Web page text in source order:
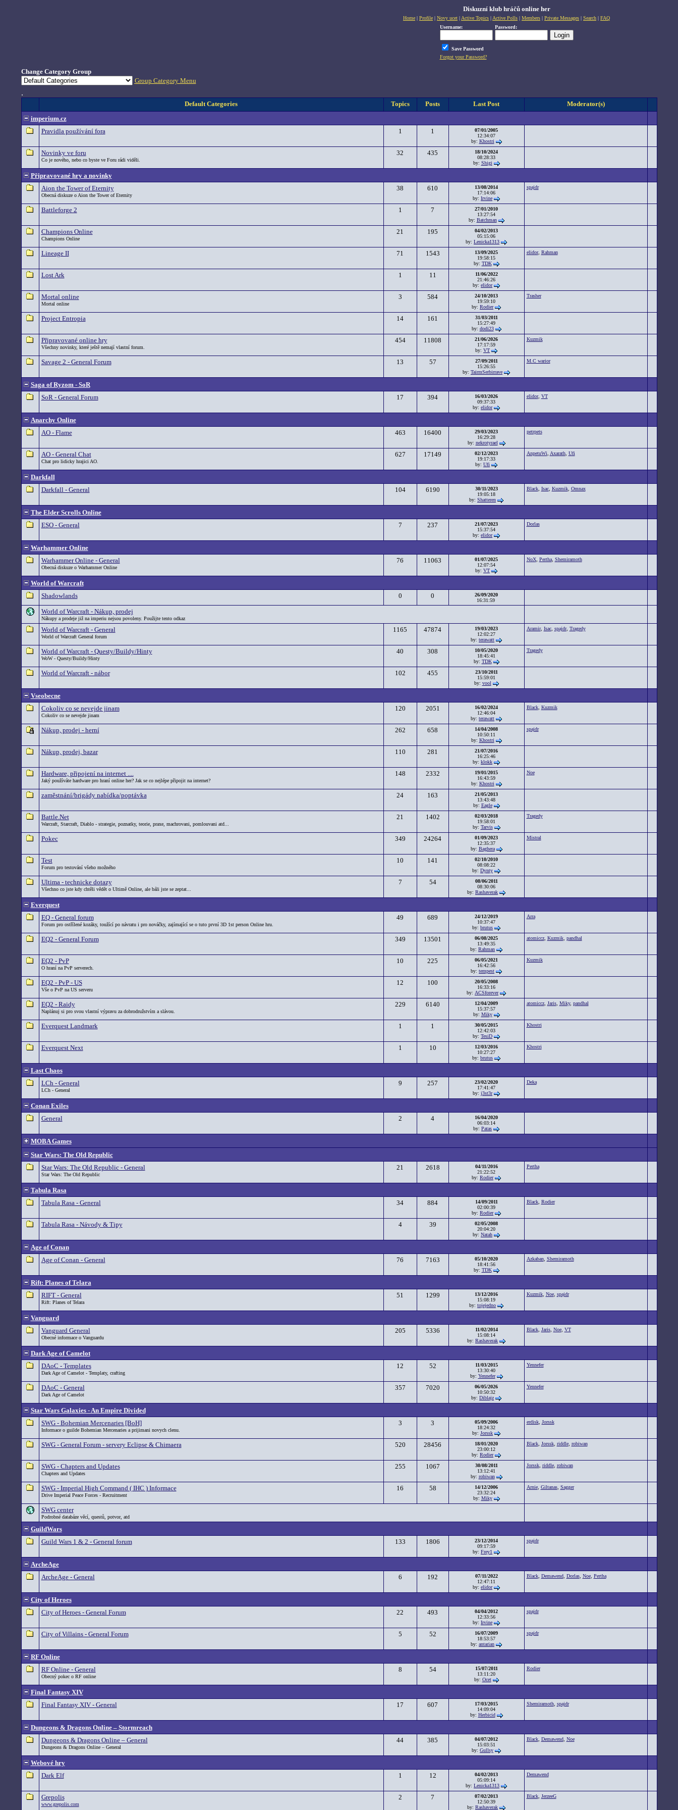
Diskuzní klub hráčů online her
Home | Profile | Novy ucet | Active Topics | Active Polls | Members | Private Messages | Search | FAQ
Username:
Password:
Save Password
Forgot your Password?
Change Category Group
Group Category Menu
.
Default Categories Topics Posts Last Post
Moderator(s)
imperium.cz
Pravidla používání fora
1 1
07/01/2005
12:34:07
by: Khostri
Novinky ve foru
Co je nového, nebo co byste ve Foru rádi viděli.
32 435
18/10/2024
08:28:33
by: Shigi
Připravované hry a novinky
Aion the Tower of Eternity
Obecná diskuze o Aion the Tower of Eternity
38 610
13/08/2014
17:14:06
by: Irvine
spajdr
Battleforge 2 1 7
27/01/2010
13:27:54
by: Batchman
Champions Online
Champions Online
21 195
04/02/2013
05:15:06
by: Lenicka1313
Lineage II 71 1543
13/09/2025
19:58:15
by: TDK
elidor, Rahman
Lost Ark 1 11
11/06/2022
21:46:26
by: elidor
Mortal online
Mortal online
3 584
24/10/2013
19:59:10
by: Rodier
Trasher
Project Entropia 14 161
31/03/2011
15:27:49
by: dodi23
Připravované online hry
Všechny novinky, které ještě nemají vlastní forum.
454 11808
21/06/2026
17:17:59
by: VT
Kuzmik
Savage 2 - General Forum 13 57
27/09/2011
15:26:55
by: TairmSerbirrave
M.C warior
Saga of Ryzom - SoR
SoR - General Forum
17 394
16/03/2026
09:37:33
by: elidor
elidor, VT
Anarchy Online
AO - Flame
463 16400
29/03/2023
16:29:28
by: nekrotyrael
petrpets
AO - General Chat
Chat pro lidicky hrajici AO.
627 17149
02/12/2023
19:17:33
by: Ufi
AnpetuWi Axarath, Ufi
Darkfall
Darkfall - General
104 6190
30/11/2023
19:05:18
by: Shatteren
Black, Isac, Kuzmik, Omnax
The Elder Scrolls Online
ESO - General
7 237
21/07/2023
15:37:54
by: elidor
Dorlas
Warhammer Online
Warhammer Online - General
Obecná diskuze o Warhammer Online
76 11063
01/07/2025
12:07:54
by: VT
NoX, Pertha, Shemiramoth
World of Warcraft
Shadowlands
0 0
26/09/2020
16:31:59
World of Warcraft - Nákup, prodej
Nákupy a prodeje již na imperiu nejsou povoleny. Použijte tento odkaz
World of Warcraft - General
World of Warcraft General forum
1165 47874
19/03/2023
12:02:27
by: terawatt
Aramir, Isac, spajdr, Tragedy
World of Warcraft - Questy/Buildy/Hinty
WoW - Questy/Buildy/Hinty
40 308
10/05/2020
18:45:41
by: TDK
Tragedy
World of Warcraft - nábor 102 455
23/10/2011
15:59:01
by: vool
Vseobecne
Cokoliv co se nevejde jinam
Cokoliv co se nevejde jinam
120 2051
16/02/2024
12:46:04
by: terawatt
Black, Kuzmik
Nákup, prodej - herní 262 658
14/04/2008
10:50:11
by: Khostri
spajdr
Nákup, prodej, bazar 110 281
21/07/2016
16:25:46
by: klokk
Hardware, připojení na internet ....
Jaký používáte hardware pro hraní online her? Jak se co nejlépe připojit na internet?
148 2332
19/01/2015
16:43:59
by: Khostri
Noe
zaměstnání/brigády nabídka/poptávka 24 163
21/05/2013
13:43:48
by: Eagle
Battle.Net
Warcraft, Starcraft, Diablo - strategie, poznatky, teorie, praxe, machrovani, pomlouvani atd...
21 1402
02/03/2018
19:58:01
by: Tarvis
Tragedy
Pokec 349 24264
01/09/2023
12:35:37
by: Baghera
Mistral
Test
Forum pro testování všeho možného
10 141
02/10/2010
08:08:22
by: Dynty
Ultima - technicke dotazy
Všechno co jste kdy chtěli vědět o Ultimě Online, ale báli jste se zeptat...
7 54
08/06/2011
08:30:06
by: Rashaverak
Everquest
EQ - General forum
Forum pro ostřílené kozáky, toužící po návratu i pro nováčky, zajímající se o tuto první 3D 1st person Online hru.
49 689
24/12/2019
10:37:47
by: brutus
Arra
EQ2 - General Forum 349 13501
06/08/2025
13:49:35
by: Rahman
atomiccz, Kuzmik, pandhal
EQ2 - PvP
O hraní na PvP serverech.
10 225
06/05/2021
16:42:56
by: tempest
Kuzmik
EQ2 - PvP - US
Vše o PvP na US serveru
12 100
20/05/2008
16:33:16
by: ACSforever
EQ2 - Raidy
Naplánuj si pro svou vlastní výpravu za dobrodružstvím a slávou.
229 6140
12/04/2009
15:37:57
by: Miky
atomiccz, Jaris, Miky, pandhal
Everquest Landmark 1 1
30/05/2015
12:42:03
by: TesiD
Khostri
Everquest Next 1 10
12/03/2016
10:27:27
by: brutus
Khostri
Last Chaos
LCh - General
LCh - General
9 257
23/02/2020
17:41:47
by: j3st3r
Deka
Conan Exiles
General
2 4
16/04/2020
06:03:14
by: Patas
MOBA Games
Star Wars: The Old Republic
Star Wars: The Old Republic - General
Star Wars: The Old Republic
21 2618
04/11/2016
21:22:52
by: Rodier
Pertha
Tabula Rasa
Tabula Rasa - General
34 884
14/09/2011
02:00:39
by: Rodier
Black, Rodier
Tabula Rasa - Návody & Tipy 4 39
02/05/2008
20:04:20
by: Natah
Age of Conan
Age of Conan - General
76 7163
05/10/2020
18:41:56
by: TDK
Azkaban, Shemiramoth
Rift: Planes of Telara
RIFT - General
Rift: Planes of Telara
51 1299
13/12/2016
15:08:19
by: tojejedno
Kuzmik, Noe, spajdr
Vanguard
Vanguard General
Obecné informace o Vanguardu
205 5336
11/02/2014
15:08:14
by: Rashaverak
Black, Jaris, Noe, VT
Dark Age of Camelot
DAoC - Templates
Dark Age of Camelot - Templaty, crafting
12 52
11/03/2015
13:30:40
by: Yennefer
Yennefer
DAoC - General
Dark Age of Camelot
357 7020
06/05/2026
10:50:32
by: Diblajz
Yennefer
Star Wars Galaxies - An Empire Divided
SWG - Bohemian Mercenaries [BoH]
Informace o guilde Bohemian Mercenaries a prijimani novych clenu.
3 3
05/09/2006
18:24:32
by: Jorssk
erdisk, Jorssk
SWG - General Forum - servery Eclipse & Chimaera 520 28456
18/01/2020
23:00:12
by: Rodier
Black, Jorssk, riddle, robiwan
SWG - Chapters and Updates
Chapters and Updates
255 1067
30/08/2011
13:12:41
by: robiwan
Jorssk, riddle, robiwan
SWG - Imperial High Command ( IHC ) Informace
Drive Imperial Peace Forces - Recruitment
16 58
14/12/2006
23:32:24
by: Miky
Arnie, Giltanas, Sagger
SWG center
Podrobné databáze věcí, questů, potvor, atd
GuildWars
Guild Wars 1 & 2 - General forum
133 1806
23/12/2014
09:17:59
by: Frey1
spajdr
ArcheAge
ArcheAge - General
6 192
07/11/2022
12:47:11
by: elidor
Black, Demawend, Dorlas, Noe, Pertha
City of Heroes
City of Heroes - General Forum
22 493
04/04/2012
12:33:56
by: Irvine
spajdr
City of Villains - General Forum 5 52
16/07/2009
18:53:57
by: antarian
spajdr
RF Online
RF Online - General
Obecný pokec o RF online
8 54
15/07/2011
13:11:20
by: Ocet
Rodier
Final Fantasy XIV
Final Fantasy XIV - General
17 607
17/03/2015
14:09:04
by: Herbicid
Shemiramoth, spajdr
Dungeons & Dragons Online – Stormreach
Dungeons & Dragons Online – General
Dungeons & Dragons Online – General
44 385
04/07/2012
15:03:51
by: Gullsy
Black, Demawend, Noe
Webové hry
Dark Elf
1 12
04/02/2013
05:09:14
by: Lenicka1313
Demawend
Grepolis
www.grepolis.com
2 7
07/02/2013
12:50:39
by: Rashaverak
Black, JerzeeG